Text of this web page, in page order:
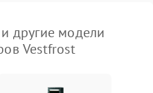
другие модели
Vestfrost